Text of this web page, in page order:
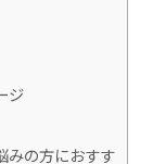
ジ
みの方におすす